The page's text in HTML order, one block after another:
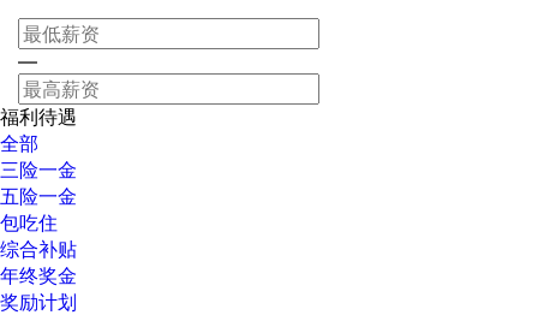
—
福利待遇
全部
三险一金
五险一金
包吃住
综合补贴
年终奖金
奖励计划